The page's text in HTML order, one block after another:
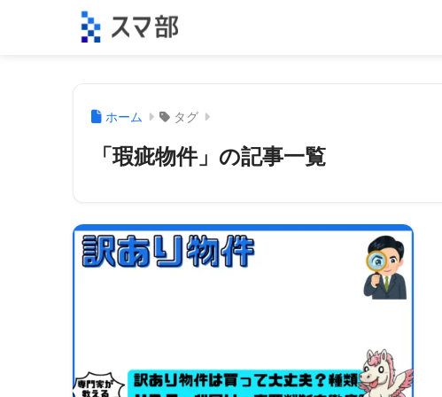
ホーム タグ
「瑕疵物件」の記事一覧